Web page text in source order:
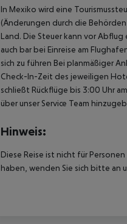
In Mexiko wird eine
(Änderungen durch die
Land. Die Steuer kann vor
auch bar bei Einreise am
sich zu führen Bei planmäßiger
Check-In-Zeit des jeweiligen
schließt Rückflüge bis 3:00 Uhr
über unser Service Team
Hinweis:
Diese Reise ist nicht für
haben, wenden Sie sich bitte an